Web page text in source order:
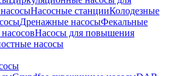
Насосные станцииКолодезные
Дренажные насосыФекальные
Насосы для повышения
насосы